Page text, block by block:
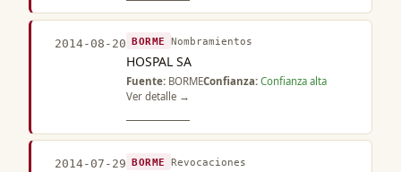
2014-08-20 BORME Nombramientos
HOSPAL SA
Fuente: BORMEConfianza: Confianza alta
Ver detalle →
2014-07-29 BORME Revocaciones